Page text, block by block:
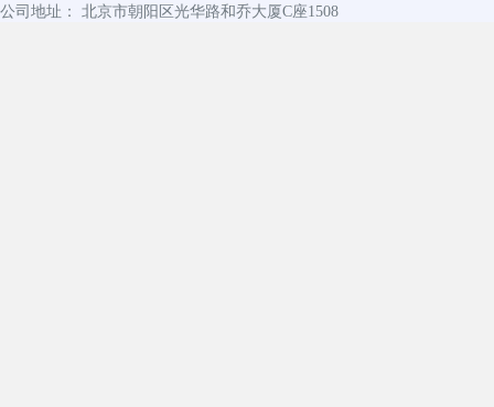
公司地址： 北京市朝阳区光华路和乔大厦C座1508